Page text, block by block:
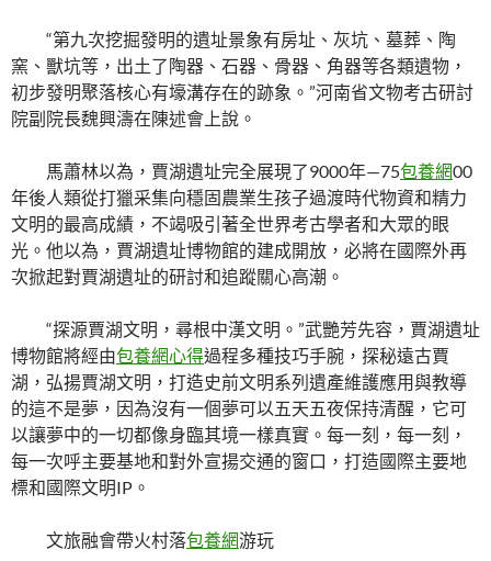
“第九次挖掘發明的遺址景象有房址、灰坑、墓葬、陶
窯、獸坑等，出土了陶器、石器、骨器、角器等各類遺物，
初步發明聚落核心有壕溝存在的跡象。”河南省文物考古研討
院副院長魏興濤在陳述會上說。
馬蕭林以為，賈湖遺址完全展現了9000年—75包養網00
年後人類從打獵采集向穩固農業生孩子過渡時代物資和精力
文明的最高成績，不竭吸引著全世界考古學者和大眾的眼
光。他以為，賈湖遺址博物館的建成開放，必將在國際外再
次掀起對賈湖遺址的研討和追蹤關心高潮。
“探源賈湖文明，尋根中漢文明。”武艷芳先容，賈湖遺址
博物館將經由包養網心得過程多種技巧手腕，探秘遠古賈
湖，弘揚賈湖文明，打造史前文明系列遺產維護應用與教導
的這不是夢，因為沒有一個夢可以五天五夜保持清醒，它可
以讓夢中的一切都像身臨其境一樣真實。每一刻，每一刻，
每一次呼主要基地和對外宣揚交通的窗口，打造國際主要地
標和國際文明IP。
文旅融會帶火村落包養網游玩